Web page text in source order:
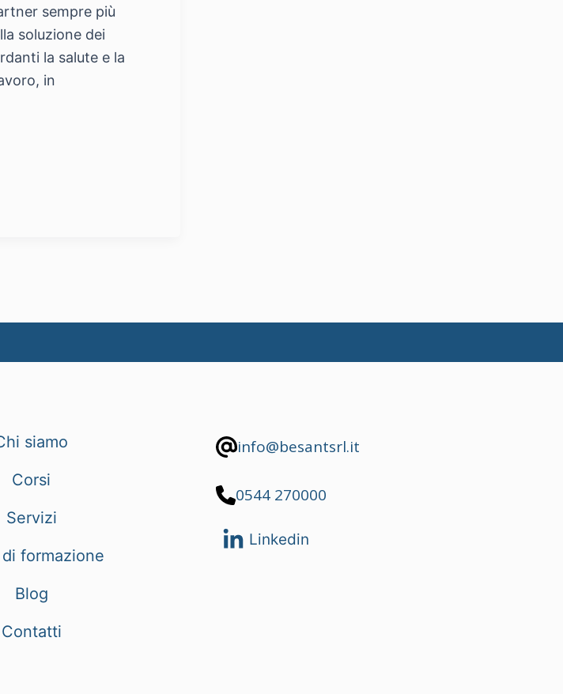
sempre più
soluzione dei
la salute e la
in
siamo
Corsi
Servizi
formazione
Blog
Contatti
info@besantsrl.it
0544 270000
Linkedin